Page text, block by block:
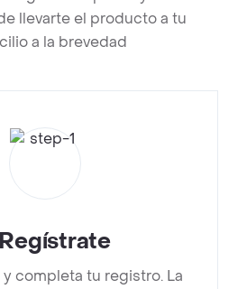
llevarte el producto a tu
a la brevedad
Regístrate
completa tu registro. La